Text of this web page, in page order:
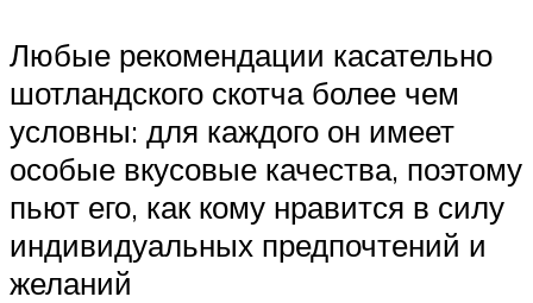
Любые рекомендации касательно
шотландского скотча более чем
условны: для каждого он имеет
особые вкусовые качества, поэтому
пьют его, как кому нравится в силу
индивидуальных предпочтений и
желаний